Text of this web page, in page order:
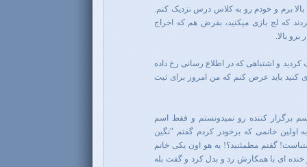
برم و خودم رو به کلاس درس نزدیک کنم.
که لج بازی میکنید، بفرض هم که اخراج
بالا.
کردید و اشتباهی که در اطلاع رسانی رخ داده
کنید باید عرض کنم که من امروز برای ثبت
برگزار کننده رو نمیدونستم و فقط اسم
اولین خانمی که برخودر کردم گفتم "نگین
گفتم مطمئنید؟! یه هو اون یکی خانم
خنده ای با همکارش رد و بدل کرد و گفت بله